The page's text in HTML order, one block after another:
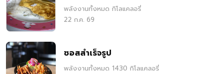
พลังงานทั้งหมด กิโลแคลอรี่
22 ก.ค. 69
ซอสสำเร็จรูป
พลังงานทั้งหมด 1430 กิโลแคลอรี่